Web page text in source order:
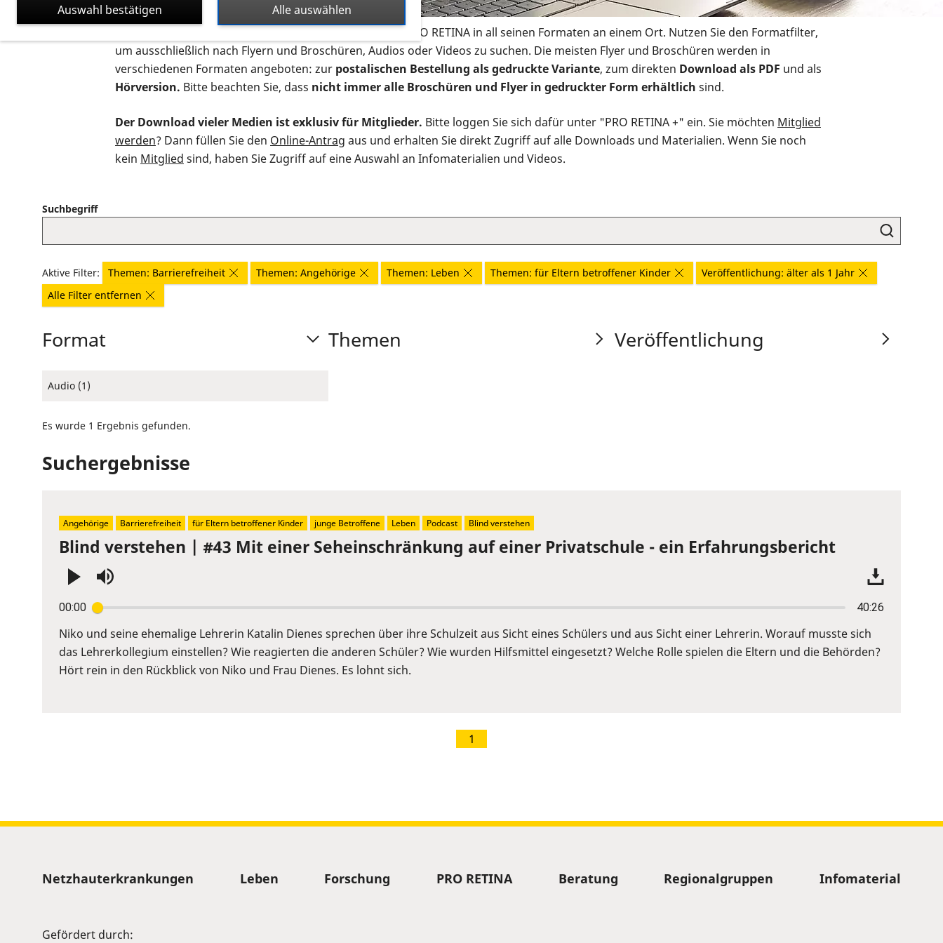
Auf dieser Seite finden Sie sämtliches Infomaterial der PRO RETINA in all seinen Formaten an einem Ort. Nutzen Sie den Formatfilter,
um ausschließlich nach Flyern und Broschüren, Audios oder Videos zu suchen. Die meisten Flyer und Broschüren werden in
verschiedenen Formaten angeboten: zur postalischen Bestellung als gedruckte Variante, zum direkten Download als PDF und als
Hörversion. Bitte beachten Sie, dass nicht immer alle Broschüren und Flyer in gedruckter Form erhältlich sind.
Der Download vieler Medien ist exklusiv für Mitglieder. Bitte loggen Sie sich dafür unter "PRO RETINA +" ein. Sie möchten Mitglied
werden? Dann füllen Sie den Online-Antrag aus und erhalten Sie direkt Zugriff auf alle Downloads und Materialien. Wenn Sie noch
kein Mitglied sind, haben Sie Zugriff auf eine Auswahl an Infomaterialien und Videos.
Suchbegriff
Aktive Filter: Themen: Barrierefreiheit Themen: Angehörige Themen: Leben Themen: für Eltern betroffener Kinder
Veröffentlichung: älter als 1 Jahr
Alle Filter entfernen
Format
Audio (1)
Themen Veröffentlichung
Es wurde 1 Ergebnis gefunden.
Suchergebnisse
Blind verstehen | #43 Mit einer Seheinschränkung auf einer Privatschule - ein Erfahrungsbericht
00:00 40:26
Enter
or
Space
to
Niko und seine ehemalige Lehrerin Katalin Dienes sprechen über ihre Schulzeit aus Sicht eines Schülers und aus Sicht einer Lehrerin. Worauf musste sich
das Lehrerkollegium einstellen? Wie reagierten die anderen Schüler? Wie wurden Hilfsmittel eingesetzt? Welche Rolle spielen die Eltern und die Behörden?
Hört rein in den Rückblick von Niko und Frau Dienes. Es lohnt sich.
Angehörige Barrierefreiheit für Eltern betroffener Kinder junge Betroffene Leben Podcast Blind verstehen
1
Sitemap
Netzhauterkrankungen Leben Forschung PRO RETINA Beratung Regionalgruppen Infomaterial
Gefördert durch:
Alle auswählen
Auswahl bestätigen